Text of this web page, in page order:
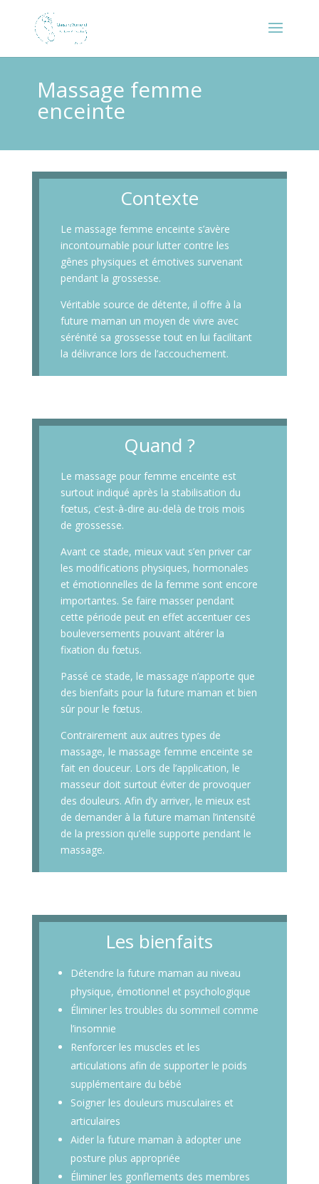
Massage femme
enceinte
Contexte
Le massage femme enceinte s’avère
incontournable pour lutter contre les
gênes physiques et émotives survenant
pendant la grossesse.
Véritable source de détente, il offre à la
future maman un moyen de vivre avec
sérénité sa grossesse tout en lui facilitant
la délivrance lors de l’accouchement.
Quand ?
Le massage pour femme enceinte est
surtout indiqué après la stabilisation du
fœtus, c’est-à-dire au-delà de trois mois
de grossesse.
Avant ce stade, mieux vaut s’en priver car
les modifications physiques, hormonales
et émotionnelles de la femme sont encore
importantes. Se faire masser pendant
cette période peut en effet accentuer ces
bouleversements pouvant altérer la
fixation du fœtus.
Passé ce stade, le massage n’apporte que
des bienfaits pour la future maman et bien
sûr pour le fœtus.
Contrairement aux autres types de
massage, le massage femme enceinte se
fait en douceur. Lors de l’application, le
masseur doit surtout éviter de provoquer
des douleurs. Afin d’y arriver, le mieux est
de demander à la future maman l’intensité
de la pression qu’elle supporte pendant le
massage.
Les bienfaits
Détendre la future maman au niveau
physique, émotionnel et psychologique
Éliminer les troubles du sommeil comme
l’insomnie
Renforcer les muscles et les
articulations afin de supporter le poids
supplémentaire du bébé
Soigner les douleurs musculaires et
articulaires
Aider la future maman à adopter une
posture plus appropriée
Éliminer les gonflements des membres